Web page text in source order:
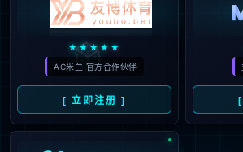
抱歉，页面无法访问...